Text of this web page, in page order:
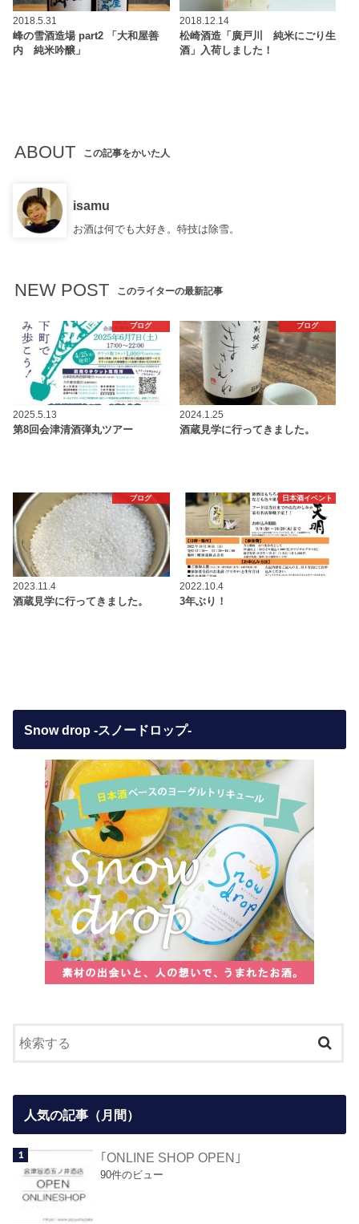
2018.5.31
峰の雪酒造場 part2 「大和屋善
内 純米吟醸」
2018.12.14
松崎酒造「廣戸川 純米にごり生
酒」入荷しました！
ABOUT この記事をかいた人
isamu
お酒は何でも大好き。特技は除雪。
NEW POST このライターの最新記事
ブログ
2025.5.13
第8回会津清酒弾丸ツアー
ブログ
2024.1.25
酒蔵見学に行ってきました。
ブログ
2023.11.4
酒蔵見学に行ってきました。
日本酒イベント
2022.10.4
3年ぶり！
Snow drop -スノードロップ-
人気の記事（月間）
｢ONLINE SHOP OPEN｣
90件のビュー